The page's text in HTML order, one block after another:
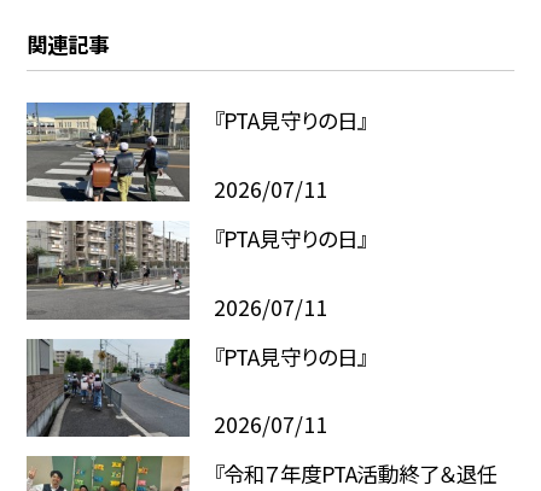
関連記事
『PTA見守りの日』
2026/07/11
『PTA見守りの日』
2026/07/11
『PTA見守りの日』
2026/07/11
『令和７年度PTA活動終了＆退任